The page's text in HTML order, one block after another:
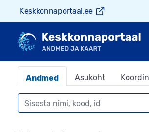
Keskkonnaportaal.ee
Andmed Asukoht
Otsing
Otsing leiab objektid